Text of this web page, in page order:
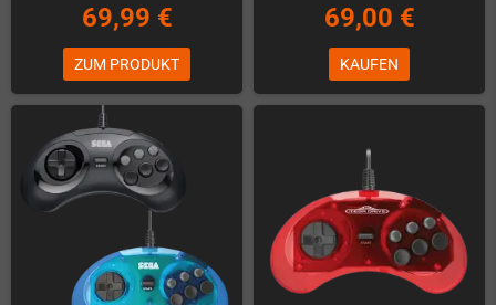
69,99 €
ZUM PRODUKT
69,00 €
KAUFEN